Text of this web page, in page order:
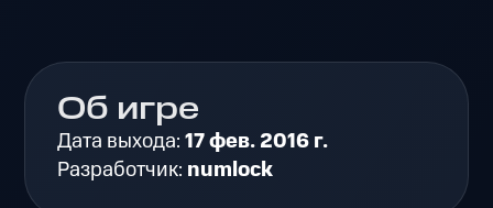
Об игре
Дата выхода:17 фев. 2016 г.
Разработчик: numlock